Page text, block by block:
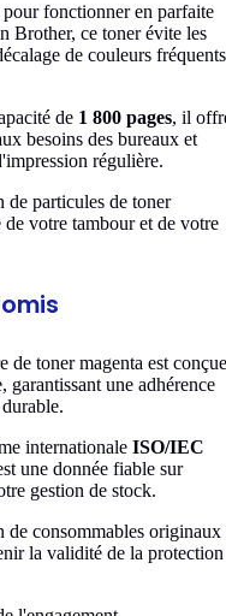
fonctionner en parfaite
Brother, ce toner évite les
de couleurs fréquents
de 1 800 pages, il
besoins des bureaux et
régulière.
de particules de toner
votre tambour et de votre
de toner magenta est conçue
garantissant une adhérence
internationale ISO/IEC
une donnée fiable sur
gestion de stock.
de consommables originaux
la validité de la protection